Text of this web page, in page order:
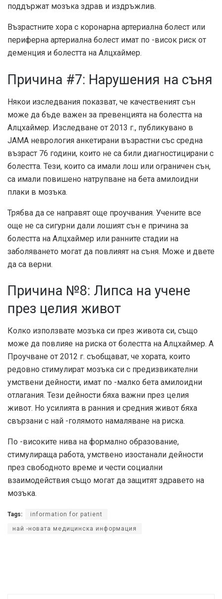
поддържат мозъка здрав и издръжлив.
Възрастните хора с коронарна артериална болест или
периферна артериална болест имат по -висок риск от
деменция и болестта на Алцхаймер.
Причина #7: Нарушения на съня
Някои изследвания показват, че качественият сън
може да бъде важен за превенцията на болестта на
Алцхаймер. Изследване от 2013 г., публикувано в
JAMA неврология анкетирани възрастни със средна
възраст 76 години, които не са били диагностицирани с
болестта. Тези, които са имали лош или ограничен сън,
са имали повишено натрупване на бета амилоидни
плаки в мозъка.
Трябва да се направят още проучвания. Учените все
още не са сигурни дали лошият сън е причина за
болестта на Алцхаймер или ранните стадии на
заболяването могат да повлияят на съня. Може и двете
да са верни.
Причина №8: Липса на учене
през целия живот
Колко използвате мозъка си през живота си, също
може да повлияе на риска от болестта на Алцхаймер. А
Проучване от 2012 г. съобщават, че хората, които
редовно стимулират мозъка си с предизвикателни
умствени дейности, имат по -малко бета амилоидни
отлагания. Тези дейности бяха важни през целия
живот. Но усилията в ранния и средния живот бяха
свързани с най -голямото намаляване на риска.
По -високите нива на формално образование,
стимулираща работа, умствено изостанали дейности
през свободното време и чести социални
взаимодействия също могат да защитят здравето на
мозъка.
Tags: information for patient
най -новата медицинска информация